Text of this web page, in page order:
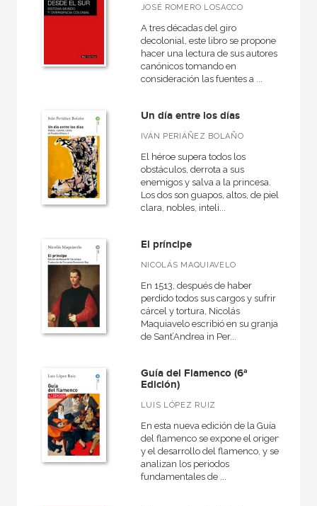
Akadémica
Arealonga - Letras galegas
Arquitectura (textos de arquitectura)
Arte contemporáneo
VER TODAS... (96)
NUESTROS FORMATOS
Ebook
Ebook
Rústica
CATÁLOGOS PDF
JOSÉ ROMERO LOSACCO
A tres décadas del giro
decolonial, este libro se propone
hacer una lectura de sus autores
canónicos tomando en
consideración las fuentes a ...
Un día entre los días
IVÁN PERIÁÑEZ BOLAÑO
El héroe supera todos los
obstáculos, derrota a sus
enemigos y salva a la princesa.
Los dos son guapos, altos, de piel
clara, nobles, inteli...
El príncipe
NICOLÁS MAQUIAVELO
En 1513, después de haber
perdido todos sus cargos y sufrir
cárcel y tortura, Nicolás
Maquiavelo escribió en su granja
de Sant’Andrea in Per...
Guía del Flamenco (6ª
Edición)
LUIS LÓPEZ RUIZ
En esta nueva edición de la Guía
del flamenco se expone el origen
y el desarrollo del flamenco, y se
analizan los periodos
fundamentales de ...